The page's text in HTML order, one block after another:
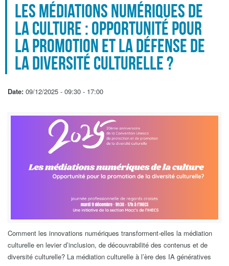
Les médiations numériques de
la culture : Opportunité pour
la promotion et la défense de
la diversité culturelle ?
Date: 09/12/2025 - 09:30 - 17:00
Comment les innovations numériques transforment-elles la médiation
culturelle en levier d’inclusion, de découvrabilité des contenus et de
diversité culturelle? La médiation culturelle à l’ère des IA génératives